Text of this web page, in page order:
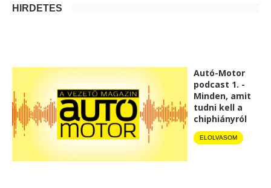
HIRDETÉS
Autó-Motor
podcast 1. -
Minden, amit
tudni kell a
chiphiányról
ELOLVASOM